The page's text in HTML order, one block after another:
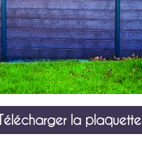
la plaquette